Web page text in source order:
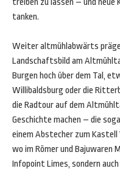
treiben zu lassen – und
tanken.
Weiter altmühlabwärts
Landschaftsbild am
Burgen hoch über dem Tal,
Willibaldsburg oder die
die Radtour auf dem
Geschichte machen – die
einem Abstecher zum Kastell
wo im Römer und Bajuwaren
Infopoint Limes, sondern